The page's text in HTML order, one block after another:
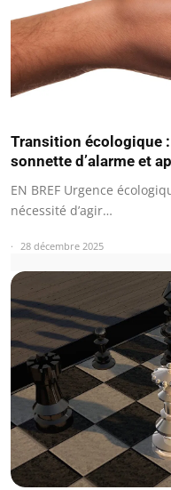
Transition écologique
sonnette d’alarme et
EN BREF Urgence
nécessité d’agir…
28 décembre 2025